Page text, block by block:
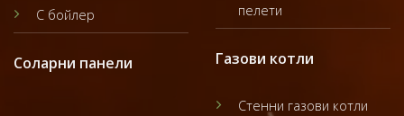
С бойлер
Соларни панели
пелети
Газови котли
Стенни газови котли